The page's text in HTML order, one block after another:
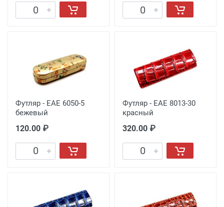
Футляр - EAE 6050-5
бежевый
120.00 ₽
Футляр - EAE 8013-30
красный
320.00 ₽